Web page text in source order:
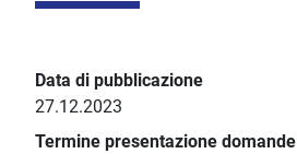
Data di pubblicazione
27.12.2023
Termine presentazione domande